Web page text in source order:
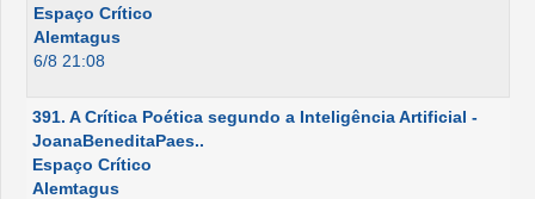
Espaço Crítico
Alemtagus
6/8 21:08
391. A Crítica Poética segundo a Inteligência Artificial -
JoanaBeneditaPaes..
Espaço Crítico
Alemtagus